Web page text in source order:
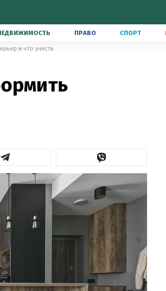
ПРАВО СПОРТ
и что учесть